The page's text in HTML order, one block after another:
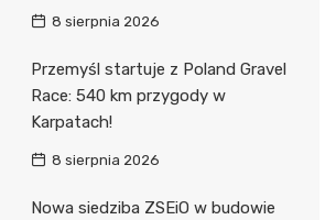
8 sierpnia 2026
Przemyśl startuje z Poland Gravel
Race: 540 km przygody w
Karpatach!
8 sierpnia 2026
Nowa siedziba ZSEiO w budowie